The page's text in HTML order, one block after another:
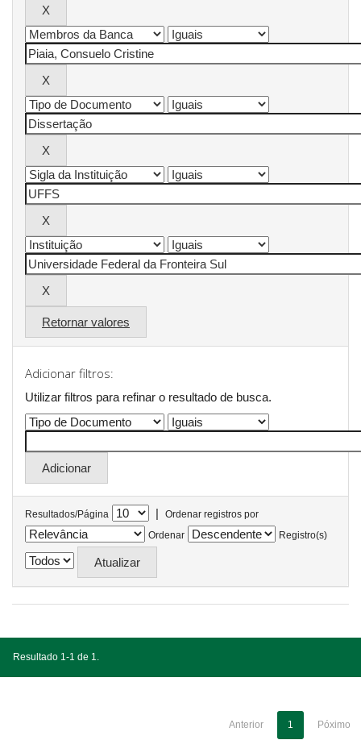
Retornar valores
Adicionar filtros:
Utilizar filtros para refinar o resultado de busca.
Resultados/Página |
Ordenar registros por
Ordenar
Registro(s)
Resultado 1-1 de 1.
Anterior 1 Póximo